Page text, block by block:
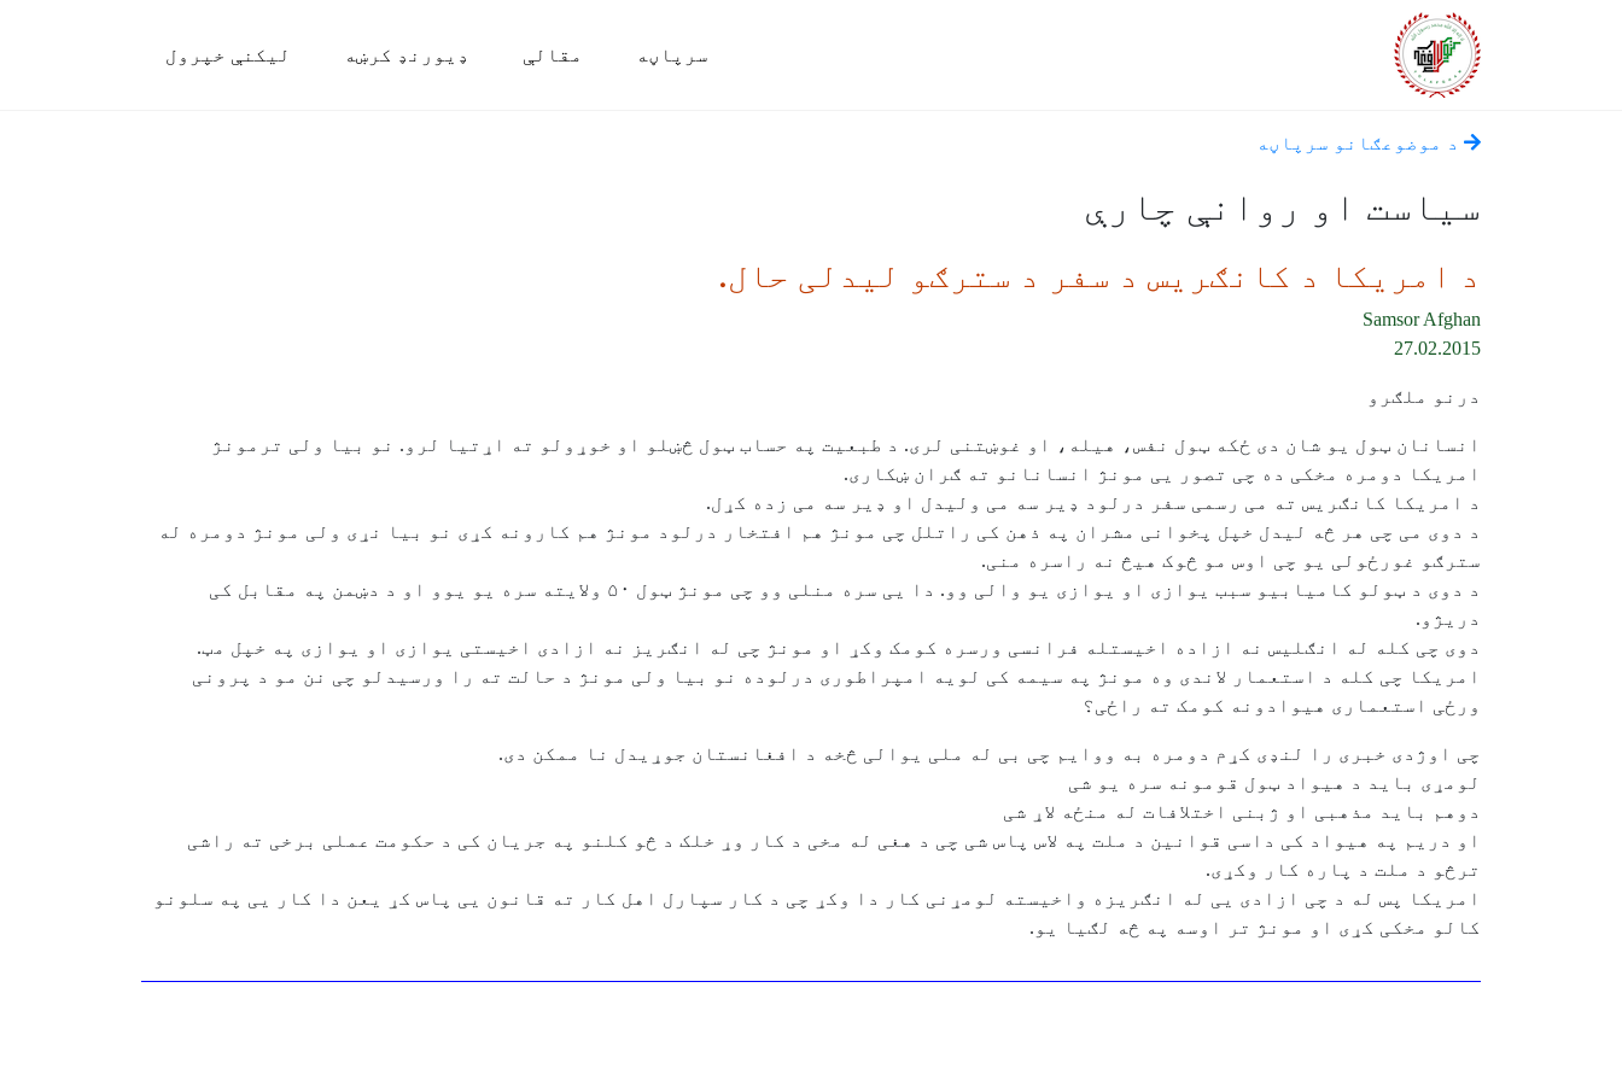
سرپاڼه مقالې ډیورنډ کرښه لیکنې خپرول
د موضوعګانو سرپاڼه
سياست او روانې چارې
د امریکا د کانګریس د سفر د سترګو لیدلی حال.
Samsor Afghan
27.02.2015
درنو ملګرو
انسانان ټول یو شان دی ځکه ټول نفس، هیله، او غوښتنی لری. د طبعیت په حساب ټول څښلو او خوړولو ته اړتیا لرو. نو بیا ولی ترمونژ
امریکا دومره مخکی ده چی تصور یی مونژ انسانانو ته ګران ښکاری.
د امریکا کانګریس ته می رسمی سفر درلود ډير سه می ولیدل او ډير سه می زده کړل.
د دوی می چی هر څه لیدل خپل پخوانی مشران په ذهن کی راتلل چی مونژ هم افتخار درلود مونژ هم کارونه کړی نو بیا نړی ولی مونژ دومره له
سترګو غورځولی یو چی اوس مو څوک هیڅ نه راسره منی.
د دوی د ټولو کامیابیو سبب یوازی او یوازی یو والی وو. دا یی سره منلی وو چی مونژ ټول ۵۰ ولایته سره یو یوو او د دښمن په مقابل کی
دریژو.
دوی چی کله له انګلیس نه ازاده اخیستله فرانسی ورسره کومک وکړ او مونژ چی له انګریز نه ازادی اخیستی یوازی او یوازی په خپل مټ.
امریکا چی کله د استعمار لاندی وه مونژ په سیمه کی لویه امپراطوری درلوده نو بیا ولی مونژ د حالت ته را ورسیدلو چی نن مو د پرونی
ورځی استعماری هیوادونه کومک ته راځی؟
چی اوژدی خبری را لنډی کړم دومره به ووایم چی بی له ملی یوالی څخه د افغانستان جوړیدل نا ممکن دی.
لومړی باید د هیواد ټول قومونه سره یو شی
دوهم باید مذهبی او ژبنی اختلافات له منځه لاړ شی
او دریم په هیواد کی داسی قوانین د ملت په لاس پاس شی چی د هغی له مخی د کار وړ خلک د څو کلنو په جریان کی د حکومت عملی برخی ته راشی
ترڅو د ملت د پاره کار وکړی.
امریکا پس له د چی ازادی یی له انګریزه واخیسته لومړنی کار دا وکړ چی د کار سپارل اهل کار ته قانون یی پاس کړ یعن دا کار یی په سلونو
کالو مخکی کړی او مونژ تر اوسه په څه لګیا یو.